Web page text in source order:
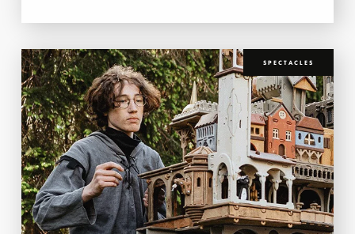
SPECTACLES